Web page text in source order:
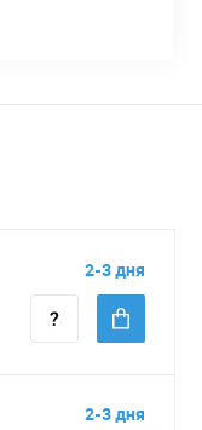
2-3 дня
2-3 дня